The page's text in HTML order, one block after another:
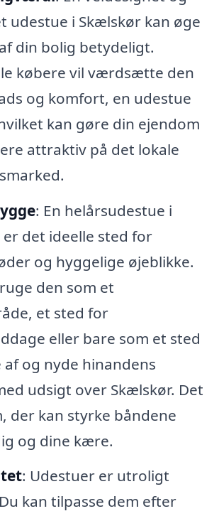
udestue i Skælskør kan øge
din bolig betydeligt.
købere vil værdsætte den
og komfort, en udestue
kan gøre din ejendom
attraktiv på det lokale
: En helårsudestue i
det ideelle sted for
og hyggelige øjeblikke.
den som et
et sted for
eller bare som et sted
af og nyde hinandens
udsigt over Skælskør. Det
der kan styrke båndene
og dine kære.
: Udestuer er utroligt
kan tilpasse dem efter